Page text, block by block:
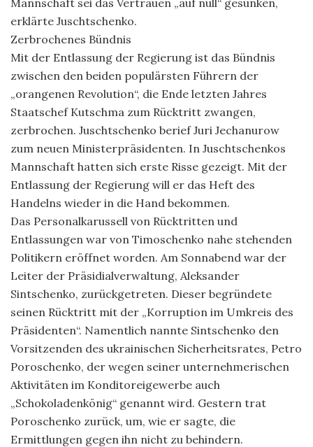
Mannschaft sei das Vertrauen „auf null“ gesunken,
erklärte Juschtschenko.
Zerbrochenes Bündnis
Mit der Entlassung der Regierung ist das Bündnis
zwischen den beiden populärsten Führern der
„orangenen Revolution“, die Ende letzten Jahres
Staatschef Kutschma zum Rücktritt zwangen,
zerbrochen. Juschtschenko berief Juri Jechanurow
zum neuen Ministerpräsidenten. In Juschtschenkos
Mannschaft hatten sich erste Risse gezeigt. Mit der
Entlassung der Regierung will er das Heft des
Handelns wieder in die Hand bekommen.
Das Personalkarussell von Rücktritten und
Entlassungen war von Timoschenko nahe stehenden
Politikern eröffnet worden. Am Sonnabend war der
Leiter der Präsidialverwaltung, Aleksander
Sintschenko, zurückgetreten. Dieser begründete
seinen Rücktritt mit der „Korruption im Umkreis des
Präsidenten“. Namentlich nannte Sintschenko den
Vorsitzenden des ukrainischen Sicherheitsrates, Petro
Poroschenko, der wegen seiner unternehmerischen
Aktivitäten im Konditoreigewerbe auch
„Schokoladenkönig“ genannt wird. Gestern trat
Poroschenko zurück, um, wie er sagte, die
Ermittlungen gegen ihn nicht zu behindern.